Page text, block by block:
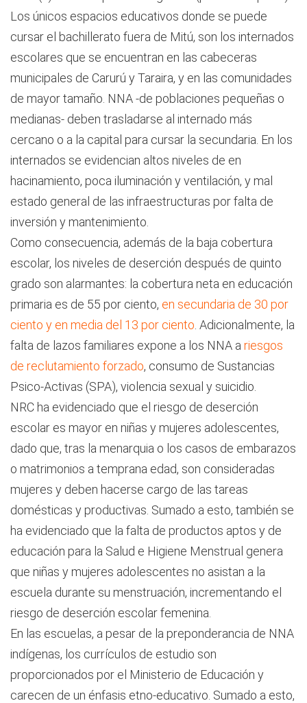
Los únicos espacios educativos donde se puede
cursar el bachillerato fuera de Mitú, son los internados
escolares que se encuentran en las cabeceras
municipales de Carurú y Taraira, y en las comunidades
de mayor tamaño. NNA -de poblaciones pequeñas o
medianas- deben trasladarse al internado más
cercano o a la capital para cursar la secundaria. En los
internados se evidencian altos niveles de en
hacinamiento, poca iluminación y ventilación, y mal
estado general de las infraestructuras por falta de
inversión y mantenimiento.
Como consecuencia, además de la baja cobertura
escolar, los niveles de deserción después de quinto
grado son alarmantes: la cobertura neta en educación
primaria es de 55 por ciento, en secundaria de 30 por
ciento y en media del 13 por ciento . Adicionalmente, la
falta de lazos familiares expone a los NNA a riesgos
de reclutamiento forzado, consumo de Sustancias
Psico-Activas (SPA), violencia sexual y suicidio.
NRC ha evidenciado que el riesgo de deserción
escolar es mayor en niñas y mujeres adolescentes,
dado que, tras la menarquia o los casos de embarazos
o matrimonios a temprana edad, son consideradas
mujeres y deben hacerse cargo de las tareas
domésticas y productivas. Sumado a esto, también se
ha evidenciado que la falta de productos aptos y de
educación para la Salud e Higiene Menstrual genera
que niñas y mujeres adolescentes no asistan a la
escuela durante su menstruación, incrementando el
riesgo de deserción escolar femenina.
En las escuelas, a pesar de la preponderancia de NNA
indígenas, los currículos de estudio son
proporcionados por el Ministerio de Educación y
carecen de un énfasis etno-educativo. Sumado a esto,